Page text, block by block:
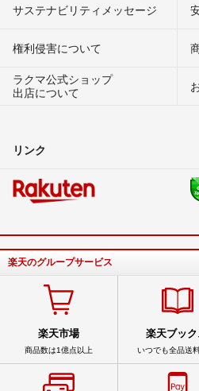
サステナビリティメッセージ
権利侵害について
ラクマ公式ショップ
出店について
リンク
楽天のグループサービス
楽天市場
商品数は1億点以上
楽天ブック
いつでも全品送